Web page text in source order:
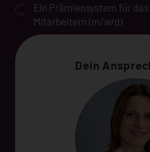
Dein
Ein Prämiensystem für
Mitarbeitern (m/w/d)